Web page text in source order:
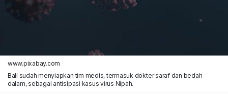
www.pixabay.com
Bali sudah menyiapkan tim medis, termasuk dokter saraf dan bedah
dalam, sebagai antisipasi kasus virus Nipah.